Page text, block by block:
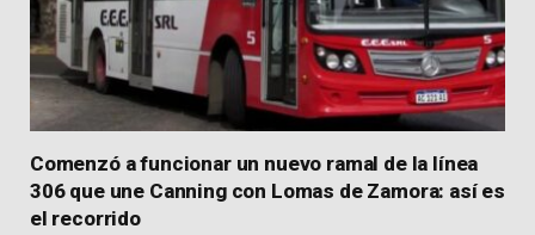
Comenzó a funcionar un nuevo ramal de la línea
306 que une Canning con Lomas de Zamora: así es
el recorrido